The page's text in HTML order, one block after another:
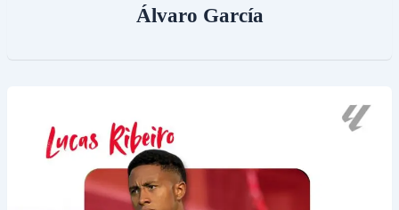
Álvaro García